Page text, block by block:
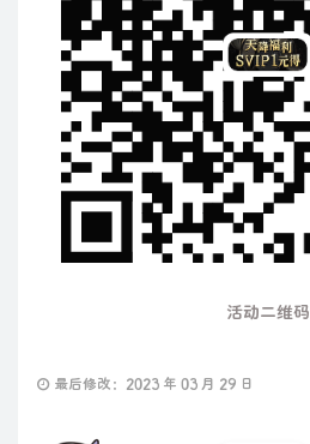
活动二维码
最后修改：2023 年 03 月 29 日